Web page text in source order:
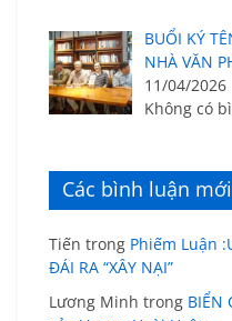
BUỔI KÝ
NHÀ VĂN
11/04/2026
Không có
Các bình luận
Tiến trong Phiếm Luận
ĐÁI RA “XÂY NẠI”
Lương Minh trong BIỂN